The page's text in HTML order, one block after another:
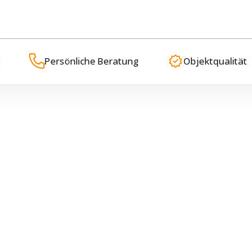
Persönliche Beratung Objektqualität